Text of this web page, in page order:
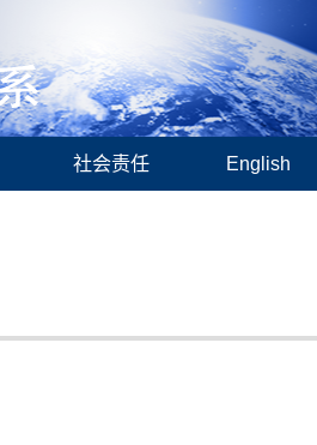
社会责任 English